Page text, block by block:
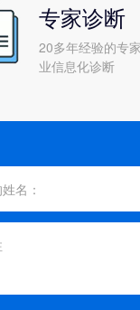
专家诊断
20多年经验的专
业信息化诊断